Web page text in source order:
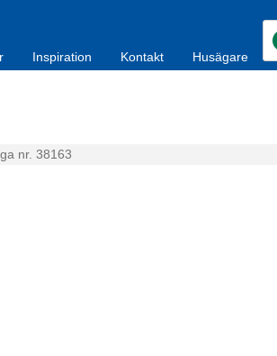
Inspiration Kontakt Husägare
nr. 38163